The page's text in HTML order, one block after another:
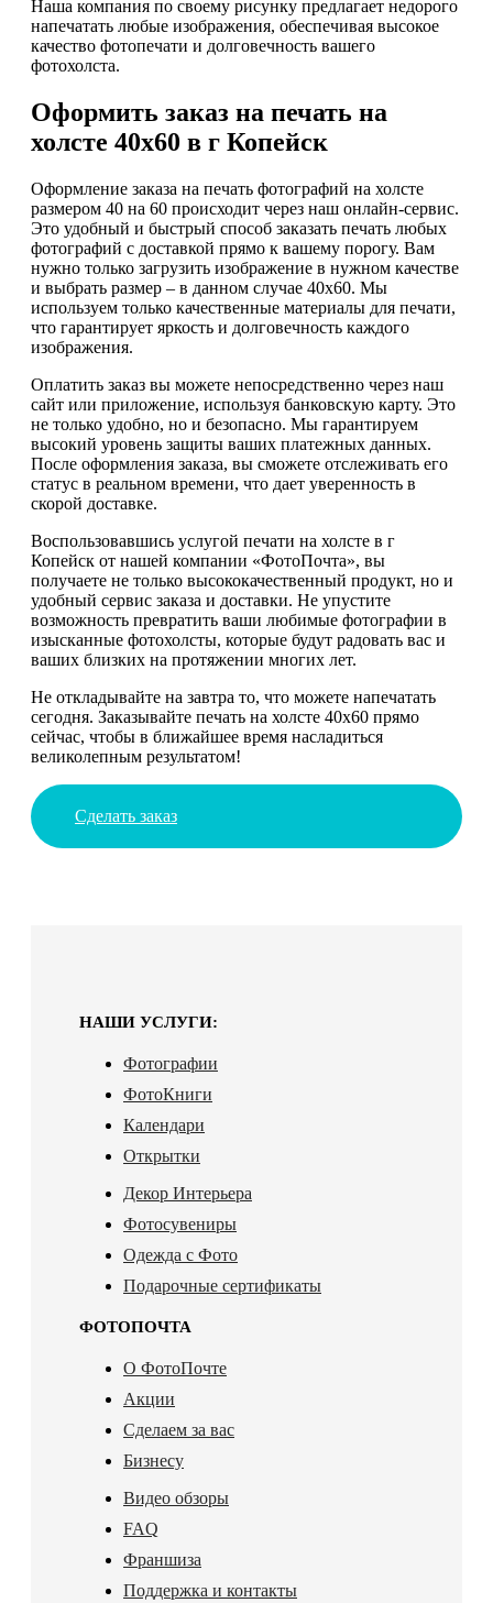
Наша компания по своему рисунку предлагает недорого
напечатать любые изображения, обеспечивая высокое
качество фотопечати и долговечность вашего
фотохолста.
Оформить заказ на печать на
холсте 40х60 в г Копейск
Оформление заказа на печать фотографий на холсте
размером 40 на 60 происходит через наш онлайн-сервис.
Это удобный и быстрый способ заказать печать любых
фотографий с доставкой прямо к вашему порогу. Вам
нужно только загрузить изображение в нужном качестве
и выбрать размер – в данном случае 40х60. Мы
используем только качественные материалы для печати,
что гарантирует яркость и долговечность каждого
изображения.
Оплатить заказ вы можете непосредственно через наш
сайт или приложение, используя банковскую карту. Это
не только удобно, но и безопасно. Мы гарантируем
высокий уровень защиты ваших платежных данных.
После оформления заказа, вы сможете отслеживать его
статус в реальном времени, что дает уверенность в
скорой доставке.
Воспользовавшись услугой печати на холсте в г
Копейск от нашей компании «ФотоПочта», вы
получаете не только высококачественный продукт, но и
удобный сервис заказа и доставки. Не упустите
возможность превратить ваши любимые фотографии в
изысканные фотохолсты, которые будут радовать вас и
ваших близких на протяжении многих лет.
Не откладывайте на завтра то, что можете напечатать
сегодня. Заказывайте печать на холсте 40х60 прямо
сейчас, чтобы в ближайшее время насладиться
великолепным результатом!
Сделать заказ
НАШИ УСЛУГИ:
Фотографии
ФотоКниги
Календари
Открытки
Декор Интерьера
Фотосувениры
Одежда с Фото
Подарочные сертификаты
ФОТОПОЧТА
О ФотоПочте
Акции
Сделаем за вас
Бизнесу
Видео обзоры
FAQ
Франшиза
Поддержка и контакты